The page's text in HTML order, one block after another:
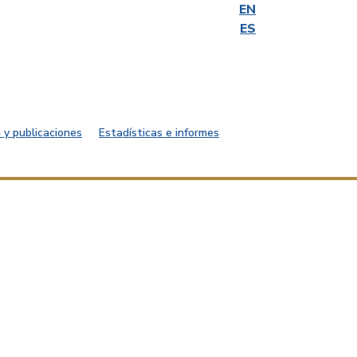
EN
ES
publicaciones
Estadísticas e informes